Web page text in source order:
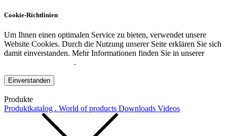
Cookie-Richtlinien
Um Ihnen einen optimalen Service zu bieten, verwendet unsere
Website Cookies. Durch die Nutzung unserer Seite erklären Sie sich
damit einverstanden. Mehr Informationen finden Sie in unserer
.
Einverstanden
Produkte
Produktkatalog . World of products Downloads Videos